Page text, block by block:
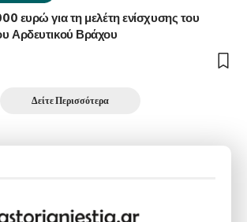
ευρώ για τη μελέτη ενίσχυσης του
Αρδευτικού Βράχου
Δείτε Περισσότερα